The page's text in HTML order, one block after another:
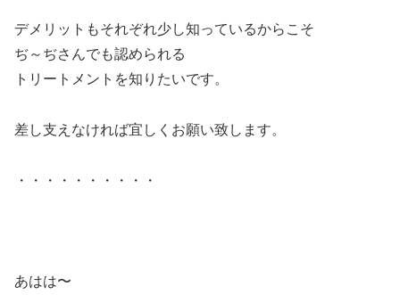
デメリットもそれぞれ少し知っているからこそ
ぢ～ぢさんでも認められる
トリートメントを知りたいです。
差し支えなければ宜しくお願い致します。
・・・・・・・・・・
あはは〜